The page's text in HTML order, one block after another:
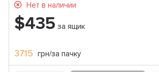
Нет в наличии
$435 за ящик
37.15 грн/за пачку